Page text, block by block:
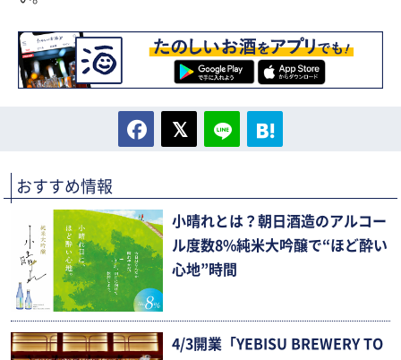
おすすめ情報
小晴れとは？朝日酒造のアルコー
ル度数8%純米大吟醸で“ほど酔い
心地”時間
4/3開業「YEBISU BREWERY TO